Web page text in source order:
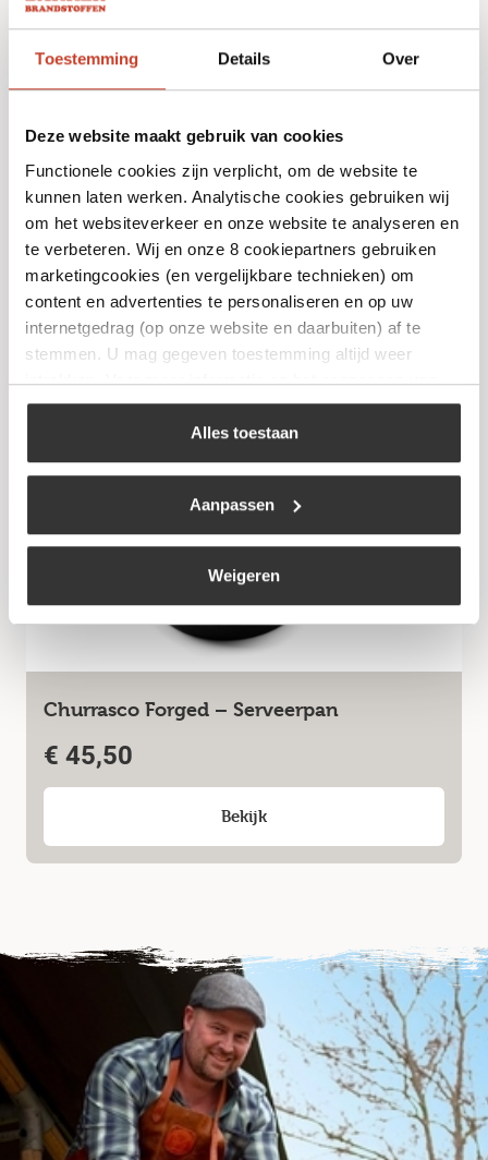
Toestemming Details Over
Deze website maakt gebruik van cookies
Functionele cookies zijn verplicht, om de website te
kunnen laten werken. Analytische cookies gebruiken wij
om het websiteverkeer en onze website te analyseren en
te verbeteren. Wij en onze 8 cookiepartners gebruiken
marketingcookies (en vergelijkbare technieken) om
content en advertenties te personaliseren en op uw
internetgedrag (op onze website en daarbuiten) af te
stemmen. U mag gegeven toestemming altijd weer
intrekken. Voor meer informatie en het aanpassen van
uw keuze op onze website verwijzen wij u naar ons
Alles toestaan
Aanpassen
Weigeren
Churrasco Forged – Spies V-vorm 70cm
€36,95
Churrasco Forged – Serveerpan
€ 45,50
Bekijk